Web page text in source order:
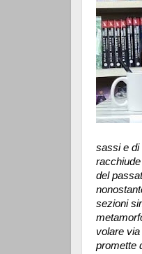
sassi e di
del
sezioni
volare
promette